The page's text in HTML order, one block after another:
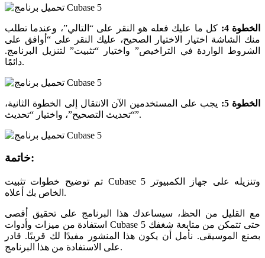
الخطوة 4:
كل ما عليك فعله هو النقر على “التالي”، وعندما تطلب
منك الشاشة اختيار الاختيار الصحيح، عليك النقر على “أوافق على
الشروط الواردة في التراخيص” واختيار “تثبيت” لتنزيل البرنامج.
دائمًا.
الخطوة 5:
يجب على المستخدمين الآن الانتقال إلى الخطوة الثانية،
“تحديث التصحيح”، واختيار “تحديث”.
خاتمة:
تم توضيح خطوات تثبيت Cubase 5 وتنزيله على جهاز الكمبيوتر
الخاص بك أعلاه.
مع القليل من الحظ، سيساعدك هذا البرنامج على تحقيق أقصى
استفادة من ميزات وأدوات Cubase 5 حتى تتمكن من متابعة شغفك
بصنع الموسيقى. نأمل أن يكون هذا المنشور مفيدًا لك قريبًا. قادر
على الاستفادة من هذا البرنامج.